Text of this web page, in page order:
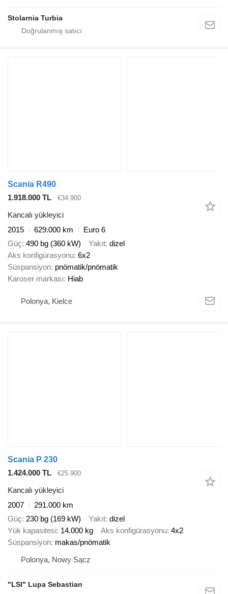
Stolarnia Turbia
Scania R490
1.918.000 TL
€34.900
Kancalı yükleyici
2015
629.000 km
Euro 6
Güç 490 bg (360 kW) Yakıt dizel
Aks konfigürasyonu 6x2
Süspansiyon pnömatik/pnömatik
Karoser markası Hiab
Polonya, Kielce
Scania P 230
1.424.000 TL
€25.900
Kancalı yükleyici
2007
291.000 km
Güç 230 bg (169 kW) Yakıt dizel
Yük kapasitesi 14.000 kg Aks konfigürasyonu 4x2
Süspansiyon makas/pnömatik
Polonya, Nowy Sącz
"LSI" Lupa Sebastian